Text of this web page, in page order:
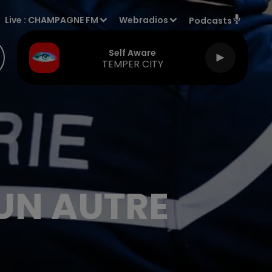
Live : CHAMPAGNE FM Webradios Podcasts
Self Aware
TEMPER CITY
AUTRE